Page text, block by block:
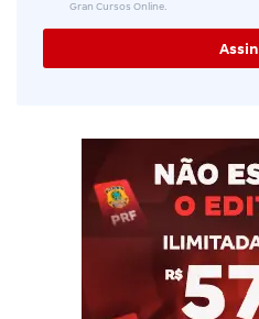
Gran Cursos Online.